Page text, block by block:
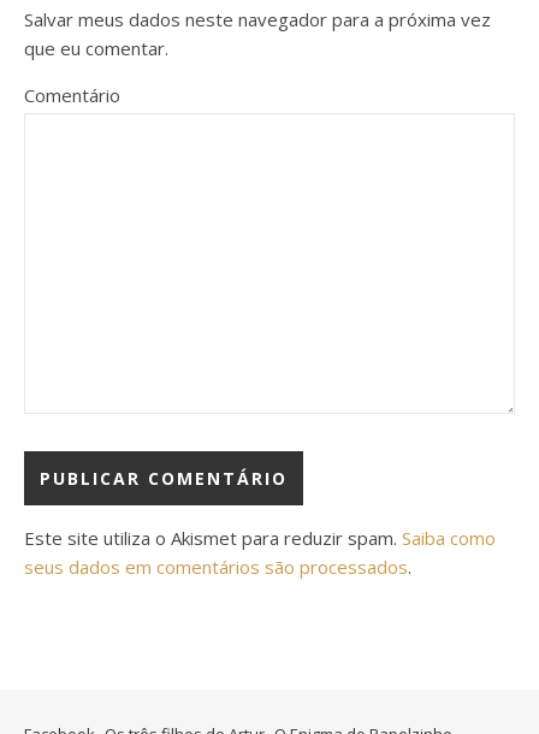
Salvar meus dados neste navegador para a próxima vez
que eu comentar.
Comentário
Este site utiliza o Akismet para reduzir spam. Saiba como
seus dados em comentários são processados.